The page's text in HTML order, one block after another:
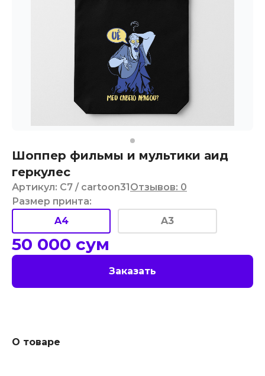
Шоппер фильмы и мультики аид
геркулес
Артикул: C7 / cartoon31Отзывов: 0
Размер принта:
A4
A3
50 000 сум
Заказать
О товаре